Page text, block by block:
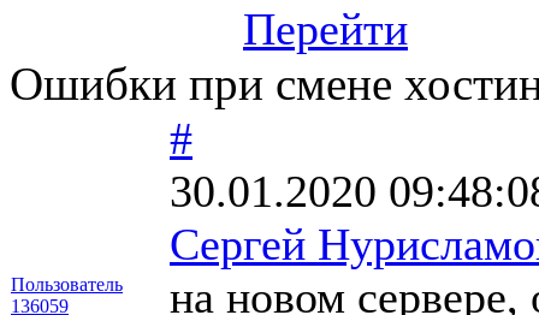
Перейти
Ошибки при смене
Пользователь
136059
#
30.01.2020
Сергей
на новом сервере,